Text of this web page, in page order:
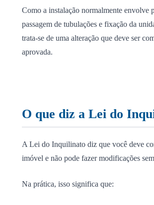
Como a instalação normalmente envolve
passagem de tubulações e fixação da
trata-se de uma alteração que deve ser
aprovada.
O que diz a Lei do
A Lei do Inquilinato diz que você deve
imóvel e não pode fazer modificações
Na prática, isso significa que: